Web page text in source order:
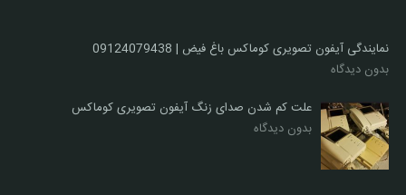
نمایندگی آیفون تصویری کوماکس باغ فیض | 09124079438
بدون دیدگاه
علت کم شدن صدای زنگ آیفون تصویری کوماکس
بدون دیدگاه